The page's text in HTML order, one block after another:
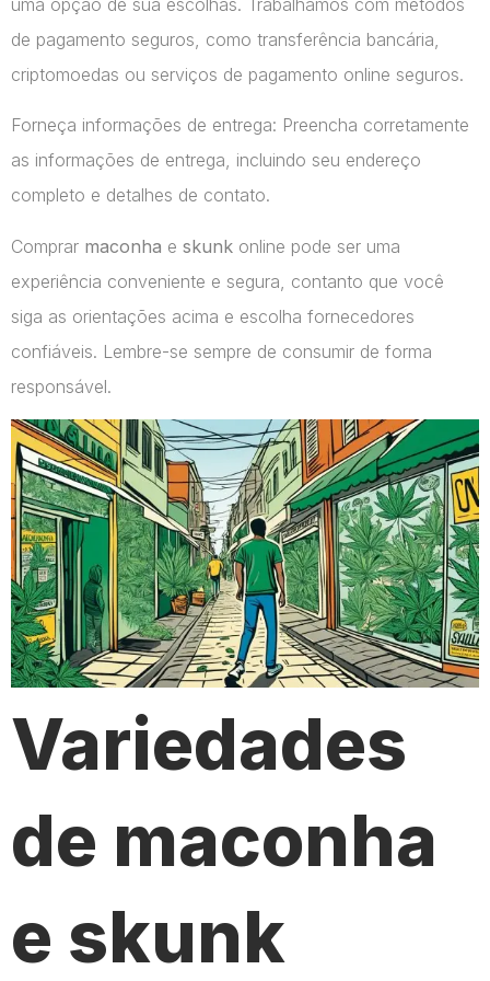
de pagamento seguros, como transferência bancária,
criptomoedas ou serviços de pagamento online seguros.
Forneça informações de entrega: Preencha corretamente
as informações de entrega, incluindo seu endereço
completo e detalhes de contato.
Comprar maconha e skunk online pode ser uma
experiência conveniente e segura, contanto que você
siga as orientações acima e escolha fornecedores
confiáveis. Lembre-se sempre de consumir de forma
responsável.
Variedades
de maconha
e skunk